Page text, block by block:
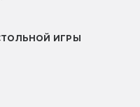
ИГРЫ